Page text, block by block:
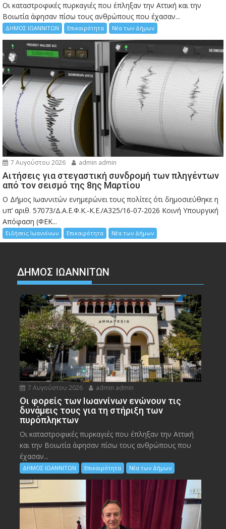
Οι καταστροφικές πυρκαγιές που έπληξαν την Αττική και την
Bοιωτία άφησαν πίσω τους ανθρώπους που έχασαν...
ΔΗΜΟΣ ΙΩΑΝΝΙΤΩΝ Επικαιρότητα Νέα των Δήμων
7 Αυγούστου 2026 admin admin
Αιτήσεις για στεγαστική συνδρομή των πληγέντων
από τον σεισμό της 8ης Μαρτίου
Ο Δήμος Ιωαννιτών ενημερώνει τους πολίτες ότι δημοσιεύθηκε η
υπ’ αριθ. 57073/Δ.Α.Ε.Φ.Κ.-Κ.Ε./Α325/16-07-2026 Κοινή Υπουργική
Απόφαση (ΦΕΚ...
Ειδήσεις Ιωαννίνων Επικαιρότητα Νέα των Δήμων
ΔΗΜΟΣ ΙΩΑΝΝΙΤΩΝ
7 Αυγούστου 2026 admin admin
Οι φορείς των Ιωαννίνων ενώνουν τις
δυνάμεις τους για τη στήριξη των
πυρόπληκτων
Οι καταστροφικές πυρκαγιές που έπληξαν την Αττική
και την Bοιωτία άφησαν πίσω τους ανθρώπους που
έχασαν...
ΔΗΜΟΣ ΙΩΑΝΝΙΤΩΝ Επικαιρότητα Νέα των Δήμων